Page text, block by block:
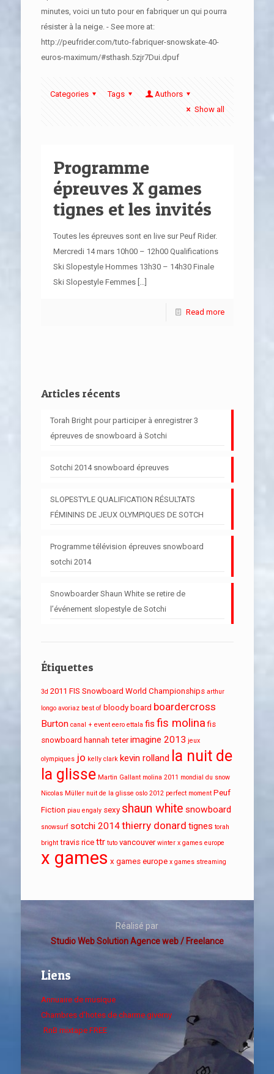
minutes, voici un tuto pour en fabriquer un qui pourra
résister à la neige. - See more at:
http://peufrider.com/tuto-fabriquer-snowskate-40-
euros-maximum/#sthash.5zjr7Dui.dpuf
Categories Tags
Authors
Show all
Programme
épreuves X games
tignes et les invités
Toutes les épreuves sont en live sur Peuf Rider.
Mercredi 14 mars 10h00 – 12h00 Qualifications
Ski Slopestyle Hommes 13h30 – 14h30 Finale
Ski Slopestyle Femmes[…]
Read more
Articles récents
Torah Bright pour participer à enregistrer 3
épreuves de snowboard à Sotchi
Sotchi 2014 snowboard épreuves
SLOPESTYLE QUALIFICATION RÉSULTATS
FÉMININS DE JEUX OLYMPIQUES DE SOTCH
Programme télévision épreuves snowboard
sotchi 2014
Snowboarder Shaun White se retire de
l’événement slopestyle de Sotchi
Étiquettes
3d 2011 FIS Snowboard World Championships arthur
longo avoriaz best of bloody board boardercross
Burton canal + event eero ettala fis fis molina fis
snowboard hannah teter imagine 2013 jeux
olympiques jo kelly clark kevin rolland la nuit de
la glisse Martin Gallant molina 2011 mondial du snow
Nicolas Müller nuit de la glisse oslo 2012 perfect moment Peuf
Fiction piau engaly sexy shaun white snowboard
snowsurf sotchi 2014thierry donard tignes torah
bright travis rice ttr tuto vancouver winter x games europe
x games x games europe x games streaming
Réalisé par
Studio Web Solution Agence web / Freelance
Liens
Annuaire de musique
Chambres d'hotes de charme giverny
RnB mixtape FREE